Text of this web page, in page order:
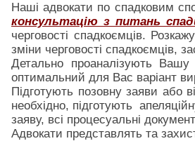
Наші адвокати по спадковим
консультацію з питань
черговості спадкоємців.
зміни черговості спадкоємців,
Детально проаналізують
оптимальний для Вас варіант
Підготують позовну заяви або
необхідно, підготують
заяву, всі процесуальні
Адвокати представлять та